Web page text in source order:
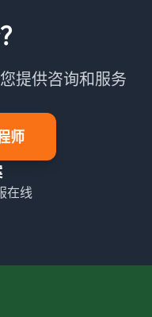
提供咨询和服务
师
在线